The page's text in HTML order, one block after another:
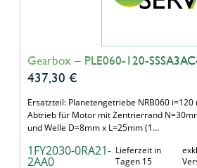
Gearbox – PLE060-120-
437,30 €
Ersatzteil: Planetengetriebe NRB060
Abtrieb für Motor mit Zentrierrand
und Welle D=8mm x L=25mm (1…
1FY2030-0RA21-
2AA0
Lieferzeit in
Tagen 15